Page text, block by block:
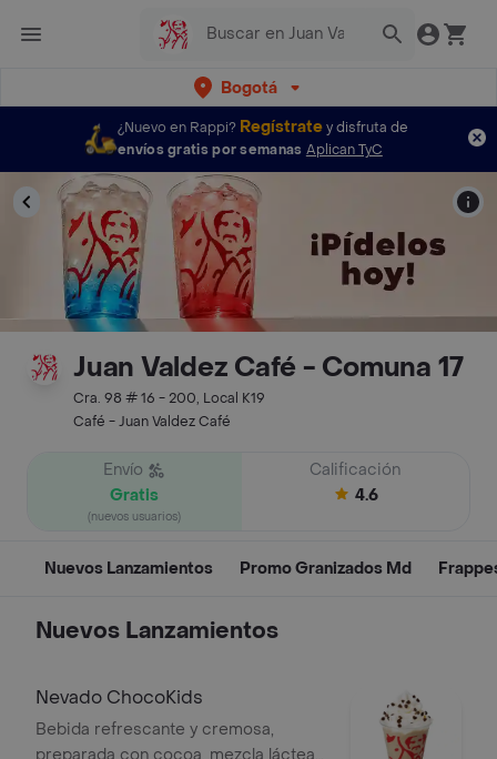
Bogotá
¿Nuevo en Rappi? Regístratey disfruta de
envíos gratis por semanas Aplican TyC
Juan Valdez Café - Comuna 17
Cra. 98 # 16 - 200, Local K19
Café - Juan Valdez Café
Envío
Gratis
(nuevos usuarios)
Calificación
4.6
Nuevos Lanzamientos Promo Granizados Md
Nuevos Lanzamientos
Nevado ChocoKids
Bebida refrescante y cremosa,